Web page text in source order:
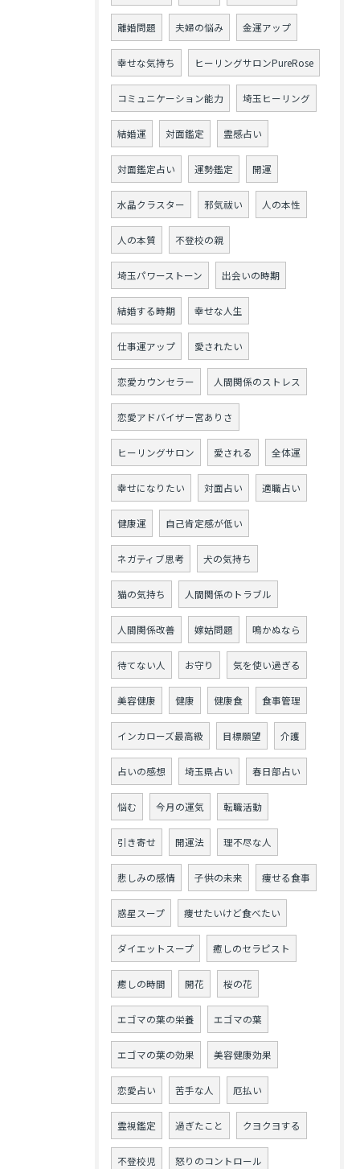
離婚問題 夫婦の悩み 金運アップ
幸せな気持ち ヒーリングサロンPureRose
コミュニケーション能力 埼玉ヒーリング
結婚運 対面鑑定 霊感占い
対面鑑定占い 運勢鑑定 開運
水晶クラスター 邪気祓い 人の本性
人の本質 不登校の親
埼玉パワーストーン 出会いの時期
結婚する時期 幸せな人生
仕事運アップ 愛されたい
恋愛カウンセラー 人間関係のストレス
恋愛アドバイザー宮ありさ
ヒーリングサロン 愛される 全体運
幸せになりたい 対面占い 適職占い
健康運 自己肯定感が低い
ネガティブ思考 犬の気持ち
猫の気持ち 人間関係のトラブル
人間関係改善 嫁姑問題 鳴かぬなら
待てない人 お守り 気を使い過ぎる
美容健康 健康 健康食 食事管理
インカローズ最高級 目標願望 介護
占いの感想 埼玉県占い 春日部占い
悩む 今月の運気 転職活動
引き寄せ 開運法 理不尽な人
悲しみの感情 子供の未来 痩せる食事
惑星スープ 痩せたいけど食べたい
ダイエットスープ 癒しのセラピスト
癒しの時間 開花 桜の花
エゴマの葉の栄養 エゴマの葉
エゴマの葉の効果 美容健康効果
恋愛占い 苦手な人 厄払い
霊視鑑定 過ぎたこと クヨクヨする
不登校児 怒りのコントロール